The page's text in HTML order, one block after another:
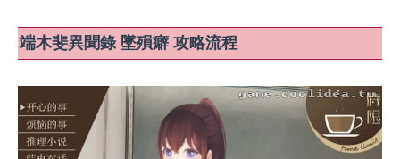
端木斐異聞錄 墜殞癖 攻略流程